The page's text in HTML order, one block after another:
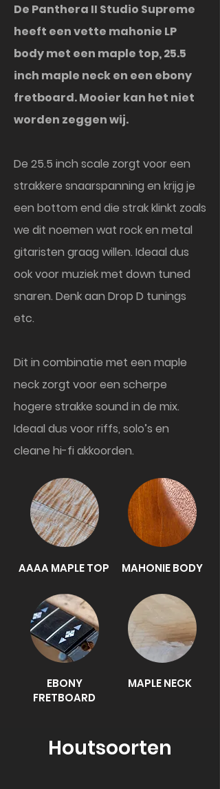
De Panthera II Studio Supreme
heeft een vette mahonie LP
body met een maple top, 25.5
inch maple neck en een ebony
fretboard. Mooier kan het niet
worden zeggen wij.
De 25.5 inch scale zorgt voor een
strakkere snaarspanning en krijg je
een bottom end die strak klinkt zoals
we dit noemen wat rock en metal
gitaristen graag willen. Ideaal dus
ook voor muziek met down tuned
snaren. Denk aan Drop D tunings
etc.
Dit in combinatie met een maple
neck zorgt voor een scherpe
hogere strakke sound in de mix.
Ideaal dus voor riffs, solo’s en
cleane hi-fi akkoorden.
AAAA MAPLE TOP
EBONY
FRETBOARD
MAHONIE BODY
MAPLE NECK
Houtsoorten